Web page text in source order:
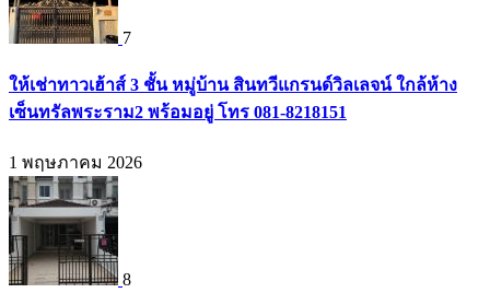
7
ให้เช่าทาวเฮ้าส์ 3 ชั้น หมู่บ้าน สินทวีแกรนด์วิลเลจน์ ใกล้ห้าง
เซ็นทรัลพระราม2 พร้อมอยู่ โทร 081-8218151
1 พฤษภาคม 2026
8